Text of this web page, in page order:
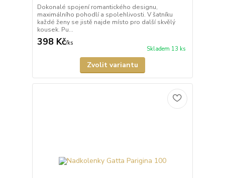
Dokonalé spojení romantického designu,
maximálního pohodlí a spolehlivosti. V šatníku
každé ženy se jistě najde místo pro další skvělý
kousek. Pu...
398 Kč/ks
Skladem 13 ks
Zvolit variantu